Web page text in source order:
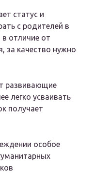
статус и
с родителей в
в отличие от
за качество нужно
развивающие
легко усваивать
получает
особое